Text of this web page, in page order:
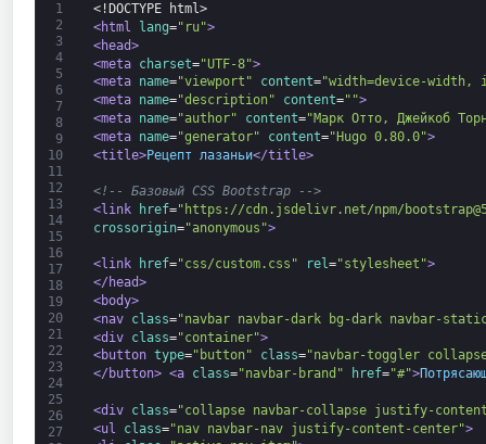
1
2
3
4
5
6
7
8
9
10
11
12
13
14
15
16
17
18
19
20
21
22
23
24
25
26
27
<!DOCTYPE html>
<html
lang="ru">
<head>
<meta charset="UTF-8">
<meta name="viewport" content="width=device-
<meta name="description" content="">
<meta name="author" content="Марк Отто, Джейкоб
<meta name="generator" content="Hugo 0.80.0">
<title>Рецепт лазаньи</title>
<!-- Базовый CSS Bootstrap -->
<link
href="https://cdn.jsdelivr.net/npm/
crossorigin="anonymous">
<link href="css/custom.css" rel="stylesheet">
</head>
<body>
<nav class="navbar navbar-dark bg-dark navbar-
<div class="container">
<button type="button" class="navbar-toggler
</button> <a class="navbar-brand" href="#">
<div class="collapse navbar-collapse justify-
<ul
class="nav navbar-nav justify-content-center">